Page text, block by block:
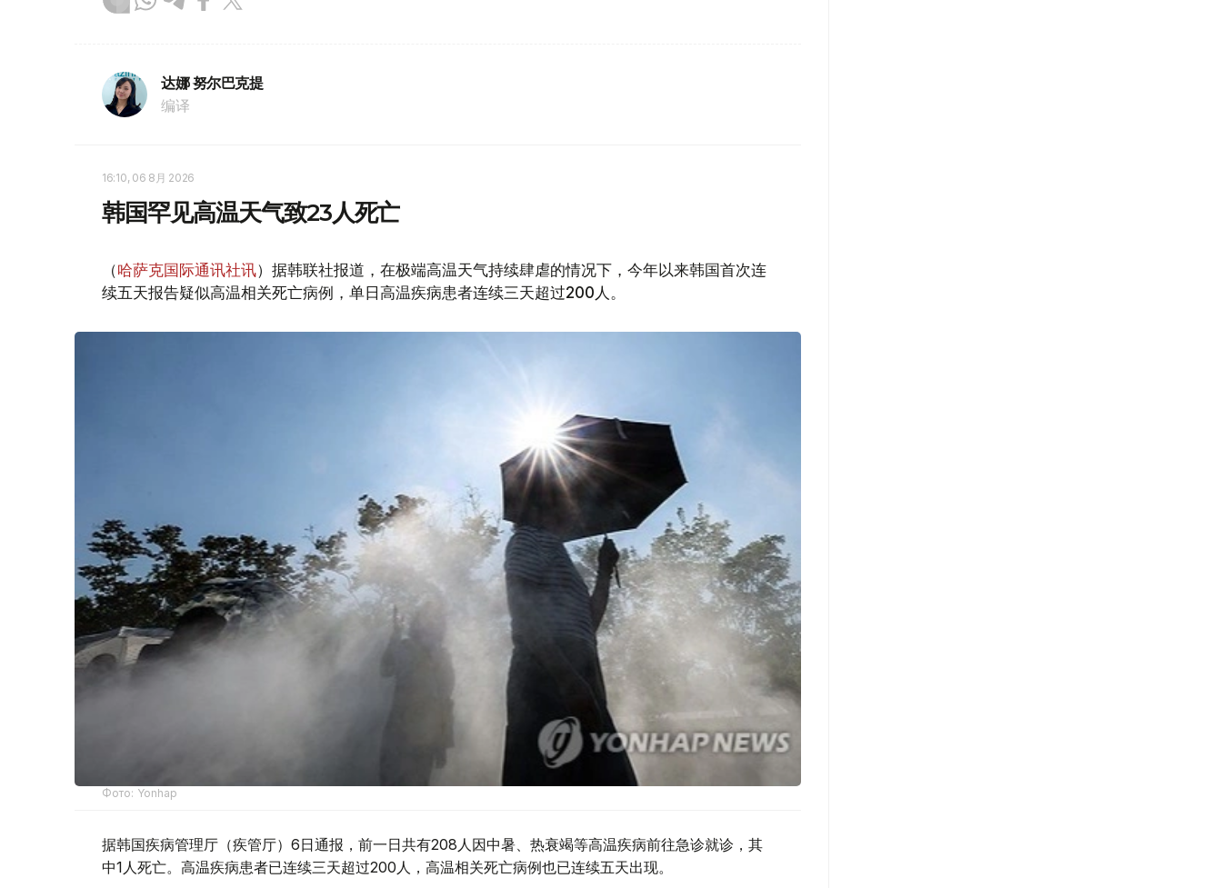
达娜 努尔巴克提
编译
16:10, 06 8月 2026
韩国罕见高温天气致23人死亡
（哈萨克国际通讯社讯）据韩联社报道，在极端高温天气持续肆虐的情况下，今年以来韩国首次连
续五天报告疑似高温相关死亡病例，单日高温疾病患者连续三天超过200人。
Фото: Yonhap
据韩国疾病管理厅（疾管厅）6日通报，前一日共有208人因中暑、热衰竭等高温疾病前往急诊就诊，其
中1人死亡。高温疾病患者已连续三天超过200人，高温相关死亡病例也已连续五天出现。